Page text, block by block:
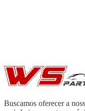
Buscamos oferecer a